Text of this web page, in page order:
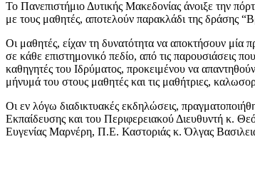
Το Πανεπιστήμιο Δυτικής Μακεδονίας άνοιξε την
με τους μαθητές, αποτελούν παρακλάδι της δράσης
Οι μαθητές, είχαν τη δυνατότητα να αποκτήσουν μία
σε κάθε επιστημονικό πεδίο, από τις παρουσιάσεις
καθηγητές του Ιδρύματος, προκειμένου να
μήνυμά του στους μαθητές και τις μαθήτριες,
Οι εν λόγω διαδικτυακές εκδηλώσεις,
Εκπαίδευσης και του Περιφερειακού Διευθυντή κ.
Ευγενίας Μαρνέρη, Π.Ε. Καστοριάς κ. Όλγας